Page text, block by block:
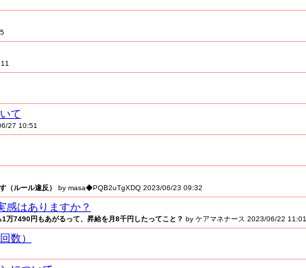
て
27 10:51
（ルール違反） by masa◆PQB2uTgXDQ 2023/06/23 09:32
感はありますか？
万7490円もあがるって、昇給を月8千円したってこと？ by ケアマネナース 2023/06/22 11:01
数）